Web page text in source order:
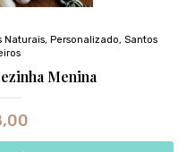
Naturais, Personalizado, Santos
Menina